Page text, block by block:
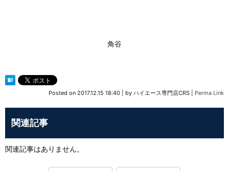
角谷
Posted on 2017.12.15 18:40 by ハイエース専門店CRS Perma Link
関連記事
関連記事はありません。